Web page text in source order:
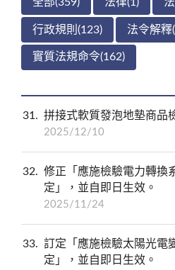
行政規則(123) 法令解釋
實質法規命令(162)
31 拼接式軟質發泡地墊商品
2025/12/10
32
修正「應施檢驗電力轉換
定」，並自即日生效。
2025/11/24
33
訂定「應施檢驗太陽光電
定」，並自即日生效。